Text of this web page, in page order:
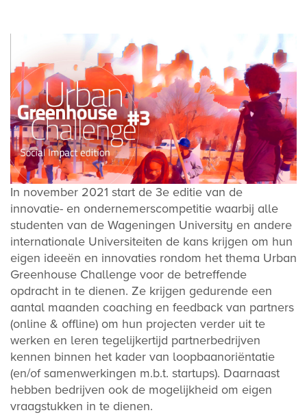
In november 2021 start de 3e editie van de
innovatie- en ondernemerscompetitie waarbij alle
studenten van de Wageningen University en andere
internationale Universiteiten de kans krijgen om hun
eigen ideeën en innovaties rondom het thema Urban
Greenhouse Challenge voor de betreffende
opdracht in te dienen. Ze krijgen gedurende een
aantal maanden coaching en feedback van partners
(online & offline) om hun projecten verder uit te
werken en leren tegelijkertijd partnerbedrijven
kennen binnen het kader van loopbaanoriëntatie
(en/of samenwerkingen m.b.t. startups). Daarnaast
hebben bedrijven ook de mogelijkheid om eigen
vraagstukken in te dienen.